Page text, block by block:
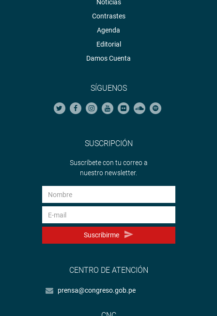
Noticias
Contrastes
Agenda
Editorial
Damos Cuenta
SÍGUENOS
SUSCRIPCIÓN
Suscríbete con tu correo a
nuestro newsletter.
Suscribirme
CENTRO DE ATENCIÓN
prensa@congreso.gob.pe